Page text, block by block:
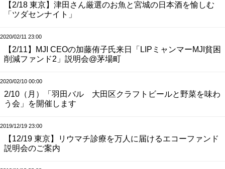
【2/18 東京】津田さん厳選のお魚と宮城の日本酒を愉しむ
「ツダセンナイト」
2020/02/11 23:00
【2/11】MJI CEOの加藤侑子氏来日「LIPミャンマーMJI貧困
削減ファンド2」説明会@茅場町
2020/02/10 00:00
2/10（月）「羽田バル 大田区クラフトビールと野菜を味わ
う会」を開催します
2019/12/19 23:00
【12/19 東京】リウマチ診療を万人に届けるエコーファンド
説明会のご案内